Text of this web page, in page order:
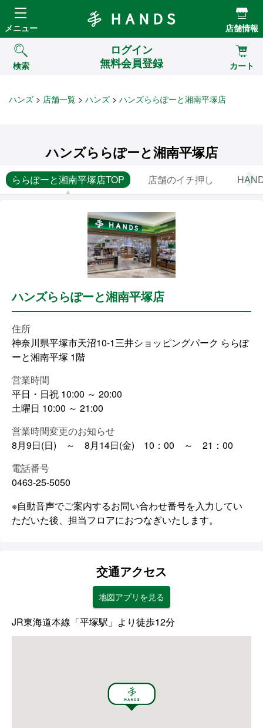
Hands ハンズ
メニュー 店舗情報
検索
ログイン
無料会員登録
カート
ハンズ 店舗一覧 ハンズ ハンズららぽーと湘南平塚店
ハンズららぽーと湘南平塚店
ららぽーと湘南平塚店TOP 店舗のイチ押し
ハンズららぽーと湘南平塚店
住所
神奈川県平塚市天沼10-1三井ショッピングパーク ららぽ
ーと湘南平塚 1階
営業時間
平日・日祝 10:00 ～ 20:00
土曜日 10:00 ～ 21:00
営業時間変更のお知らせ
8月9日(日) ～ 8月14日(金) 10：00 ～ 21：00
電話番号
0463-25-5050
※自動音声でご案内するお問い合わせ番号を入力してい
ただいた後、担当フロアにおつなぎいたします。
交通アクセス
地図アプリを見る
JR東海道本線「平塚駅」より徒歩12分